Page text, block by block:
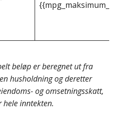
beløp er beregnet ut fra
husholdning og deretter
og omsetningsskatt,
inntekten.